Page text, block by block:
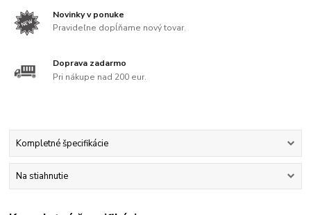
Novinky v ponuke
Pravideľne dopĺňame nový tovar.
Doprava zadarmo
Pri nákupe nad 200 eur.
Kompletné špecifikácie
Na stiahnutie